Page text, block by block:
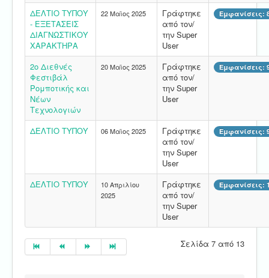
ΔΕΛΤΙΟ ΤΥΠΟΥ
- ΕΞΕΤΑΣΕΙΣ
ΔΙΑΓΝΩΣΤΙΚΟΥ
ΧΑΡΑΚΤΗΡΑ
22 Μαϊος 2025
Γράφτηκε
από τον/
την Super
User
Εμφανίσεις:
2ο Διεθνές
Φεστιβάλ
Ρομποτικής και
Νέων
Τεχνολογιών
20 Μαϊος 2025
Γράφτηκε
από τον/
την Super
User
Εμφανίσεις:
ΔΕΛΤΙΟ ΤΥΠΟΥ 06 Μαϊος 2025
Γράφτηκε
από τον/
την Super
User
Εμφανίσεις:
ΔΕΛΤΙΟ ΤΥΠΟΥ
10 Απριλίου
2025
Γράφτηκε
από τον/
την Super
User
Εμφανίσεις:
Σελίδα 7 από 13